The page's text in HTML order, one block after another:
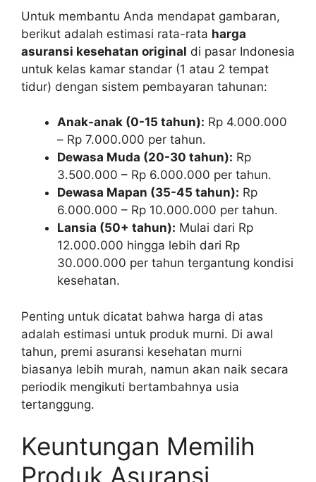
Untuk membantu Anda mendapat gambaran,
berikut adalah estimasi rata-rata harga
asuransi kesehatan original di pasar Indonesia
untuk kelas kamar standar (1 atau 2 tempat
tidur) dengan sistem pembayaran tahunan:
Anak-anak (0-15 tahun): Rp 4.000.000
– Rp 7.000.000 per tahun.
Dewasa Muda (20-30 tahun): Rp
3.500.000 – Rp 6.000.000 per tahun.
Dewasa Mapan (35-45 tahun): Rp
6.000.000 – Rp 10.000.000 per tahun.
Lansia (50+ tahun): Mulai dari Rp
12.000.000 hingga lebih dari Rp
30.000.000 per tahun tergantung kondisi
kesehatan.
Penting untuk dicatat bahwa harga di atas
adalah estimasi untuk produk murni. Di awal
tahun, premi asuransi kesehatan murni
biasanya lebih murah, namun akan naik secara
periodik mengikuti bertambahnya usia
tertanggung.
Keuntungan Memilih
Produk Asuransi